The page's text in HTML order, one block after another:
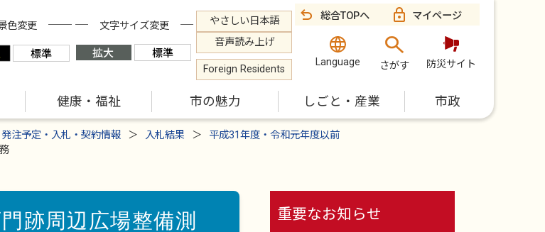
色変更 文字サイズ変更
やさしい日本語
音声読み上げ
Foreign Residents
総合TOPへ マイページ
Language さがす 防災サイト
健康・福祉 市の魅力 しごと・産業 市政
発注予定・入札・契約情報 入札結果
平成31年度・令和元年度以前
跡周辺広場整備測
重要なお知らせ